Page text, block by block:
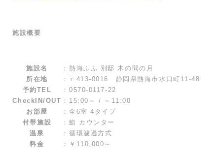
施設概要
施設名 ： 熱海ふふ 別邸 木の間の月
所在地
： 〒413-0016 静岡県熱海市水口町11-48
予約TEL
： 0570-0117-22
CheckIN/OUT ： 15:00～ / ～11:00
お部屋
： 全6室 4タイプ
付帯施設
： 鮨 カウンター
温泉
： 循環濾過方式
料金
： ￥110,000～